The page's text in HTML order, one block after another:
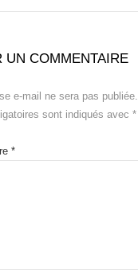
UN COMMENTAIRE
e-mail ne sera pas publiée.
sont indiqués avec *
*